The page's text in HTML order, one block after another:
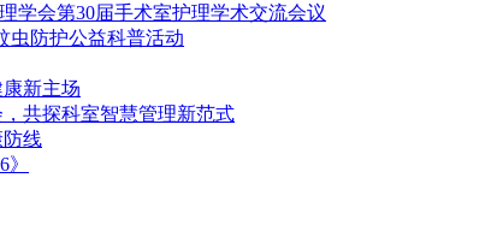
学会第30届手术室护理学术交流会议
防护公益科普活动
新主场
共探科室智慧管理新范式
线